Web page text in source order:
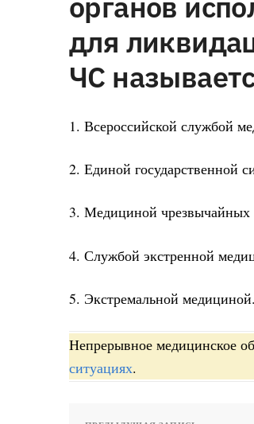
для
ЧС
1. Всероссийской службой
2. Единой государственной
3. Медициной чрезвычайных
4. Службой экстренной
5. Экстремальной медициной.
Непрерывное медицинское
ситуациях.